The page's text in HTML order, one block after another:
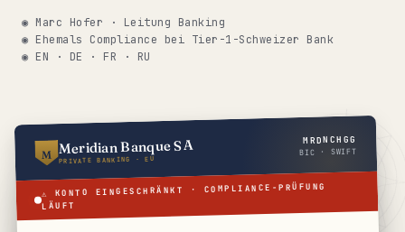
Kraken
All platforms →
◆ ÜBER UNSERE KANZLEI
Wie wir arbeiten
◉ Marc Hofer · Leitung Banking
◉ Ehemals Compliance bei Tier-1-Schweizer Bank
◉ EN · DE · FR · RU
M Meridian Banque SA
PRIVATE BANKING · EU
MRDNCHGG
BIC · SWIFT
⚠ KONTO EINGESCHRÄNKT · COMPLIANCE-PRÜFUNG
LÄUFT